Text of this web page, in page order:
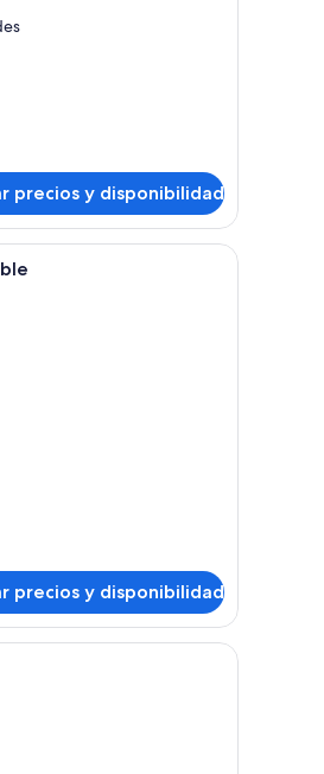
precios y disponibilidad
azul oscuro, una cama con ropa de
Una habitación de hotel con cama,
precios y disponibilidad
Un dormitorio moderno con una cama